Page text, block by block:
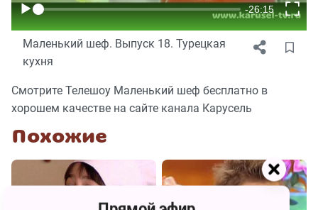
Маленький шеф. Выпуск 18. Турецкая
кухня
Смотрите Телешоу Маленький шеф бесплатно в
хорошем качестве на сайте канала Карусель
Похожие